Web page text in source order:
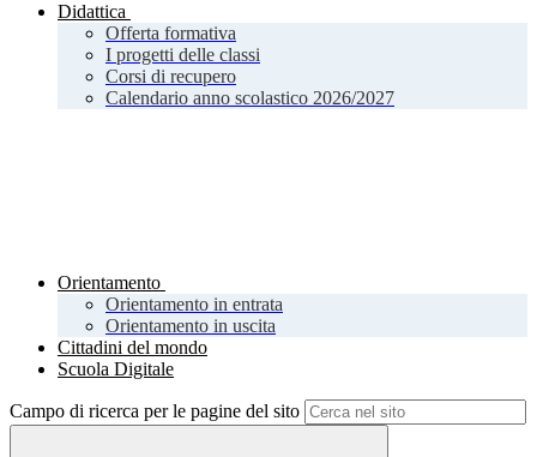
Didattica
Offerta formativa
I progetti delle classi
Corsi di recupero
Calendario anno scolastico 2026/2027
Orientamento
Orientamento in entrata
Orientamento in uscita
Cittadini del mondo
Scuola Digitale
Campo di ricerca per le pagine del sito